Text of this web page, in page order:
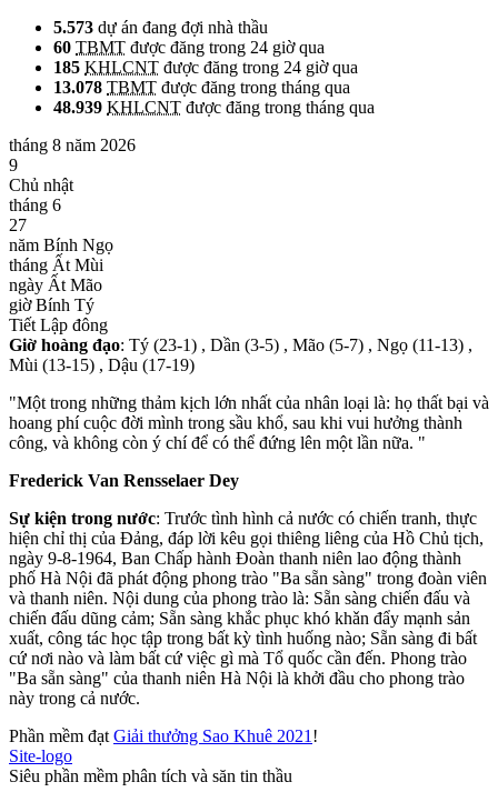
5.573 dự án đang đợi nhà thầu
60 TBMT được đăng trong 24 giờ qua
185 KHLCNT được đăng trong 24 giờ qua
13.078 TBMT được đăng trong tháng qua
48.939 KHLCNT được đăng trong tháng qua
tháng 8 năm 2026
9
Chủ nhật
tháng 6
27
năm Bính Ngọ
tháng Ất Mùi
ngày Ất Mão
giờ Bính Tý
Tiết Lập đông
Giờ hoàng đạo: Tý (23-1) , Dần (3-5) , Mão (5-7) , Ngọ (11-13) ,
Mùi (13-15) , Dậu (17-19)
"Một trong những thảm kịch lớn nhất của nhân loại là: họ thất bại và
hoang phí cuộc đời mình trong sầu khổ, sau khi vui hưởng thành
công, và không còn ý chí để có thể đứng lên một lần nữa. "
Frederick Van Rensselaer Dey
Sự kiện trong nước: Trước tình hình cả nước có chiến tranh, thực
hiện chỉ thị của Đảng, đáp lời kêu gọi thiêng liêng của Hồ Chủ tịch,
ngày 9-8-1964, Ban Chấp hành Đoàn thanh niên lao động thành
phố Hà Nội đã phát động phong trào "Ba sẵn sàng" trong đoàn viên
và thanh niên. Nội dung của phong trào là: Sẵn sàng chiến đấu và
chiến đấu dũng cảm; Sẵn sàng khắc phục khó khǎn đẩy mạnh sản
xuất, công tác học tập trong bất kỳ tình huống nào; Sẵn sàng đi bất
cứ nơi nào và làm bất cứ việc gì mà Tổ quốc cần đến. Phong trào
"Ba sẵn sàng" của thanh niên Hà Nội là khởi đầu cho phong trào
này trong cả nước.
Phần mềm đạt Giải thưởng Sao Khuê 2021 !
Site-logo
Siêu phần mềm phân tích và săn tin thầu